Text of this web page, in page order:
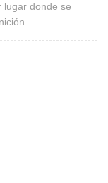
lugar donde se